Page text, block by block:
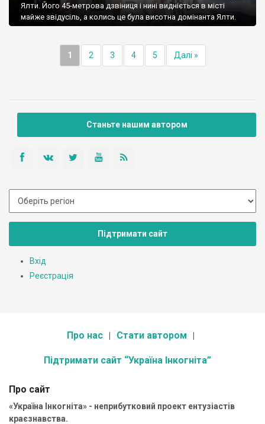
Ялти. Його 45-метрова дзвіниця і нині видніється в місті
майже звідусіль, а колись це була висотна домінанта Ялти.
1 2 3 4 5 Далі »
Станьте нашим автором
Підтримати сайт
Вхід
Реєстрація
Про нас Стати автором
Підтримати сайт “Україна Інкогніта”
Про сайт
«Україна Інкогніта» - неприбутковий проект ентузіастів
краєзнавства.